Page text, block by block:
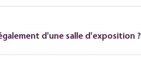
d'une salle d'exposition ?